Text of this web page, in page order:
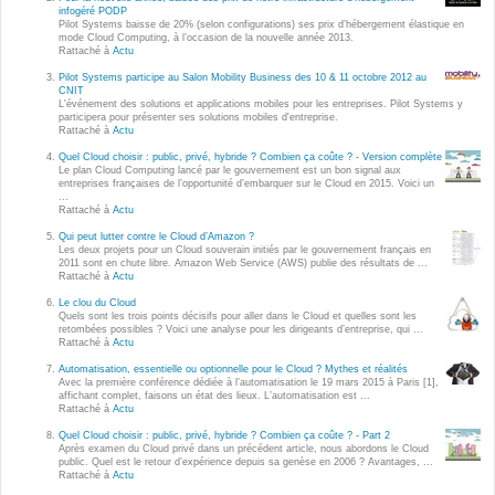
Webdesign - UX
DÉMARCHE DEVOPS
TRANSFO DIGITALE
CONCEPTS
Cas d'usages
CLOUD BROKER
Business model
Cloud broker
CLOUD
Chef
CloudStack
Docker
Puppet
RÉFÉRENCES
eSanté
Dév Django eCommerce
infogéré PODP
Pilot Systems baisse de 20% (selon configurations) ses prix d’hébergement élastique en
mode Cloud Computing, à l’occasion de la nouvelle année 2013.
Rattaché à Actu
Pilot Systems participe au Salon Mobility Business des 10 & 11 octobre 2012 au
CNIT
L'événement des solutions et applications mobiles pour les entreprises. Pilot Systems y
participera pour présenter ses solutions mobiles d'entreprise.
Rattaché à Actu
Quel Cloud choisir : public, privé, hybride ? Combien ça coûte ? - Version complète
Le plan Cloud Computing lancé par le gouvernement est un bon signal aux
entreprises françaises de l’opportunité d’embarquer sur le Cloud en 2015. Voici un
...
Rattaché à Actu
Qui peut lutter contre le Cloud d’Amazon ?
Les deux projets pour un Cloud souverain initiés par le gouvernement français en
2011 sont en chute libre. Amazon Web Service (AWS) publie des résultats de ...
Rattaché à Actu
Le clou du Cloud
Quels sont les trois points décisifs pour aller dans le Cloud et quelles sont les
retombées possibles ? Voici une analyse pour les dirigeants d’entreprise, qui ...
Rattaché à Actu
Automatisation, essentielle ou optionnelle pour le Cloud ? Mythes et réalités
Avec la première conférence dédiée à l’automatisation le 19 mars 2015 à Paris [1],
affichant complet, faisons un état des lieux. L’automatisation est ...
Rattaché à Actu
Quel Cloud choisir : public, privé, hybride ? Combien ça coûte ? - Part 2
Après examen du Cloud privé dans un précédent article, nous abordons le Cloud
public. Quel est le retour d’expérience depuis sa genèse en 2006 ? Avantages, ...
Rattaché à Actu